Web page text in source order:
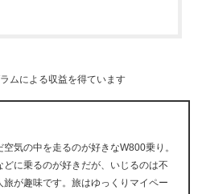
ムによる収益を得ています
気の中を走るのが好きなW800乗り。
どに乗るのが好きだが、いじるのは不
が趣味です。旅はゆっくりマイペー